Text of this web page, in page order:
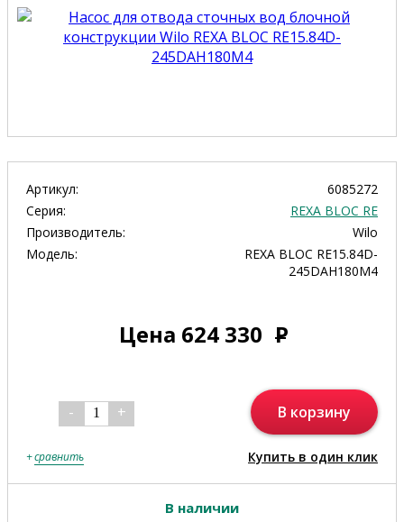
Артикул:
6085272
Серия:
REXA BLOC RE
Производитель:
Wilo
Модель:
REXA BLOC RE15.84D-
245DAH180M4
Цена 624 330 Р
- 1 + В корзину
+сравнить Купить в один клик
В наличии